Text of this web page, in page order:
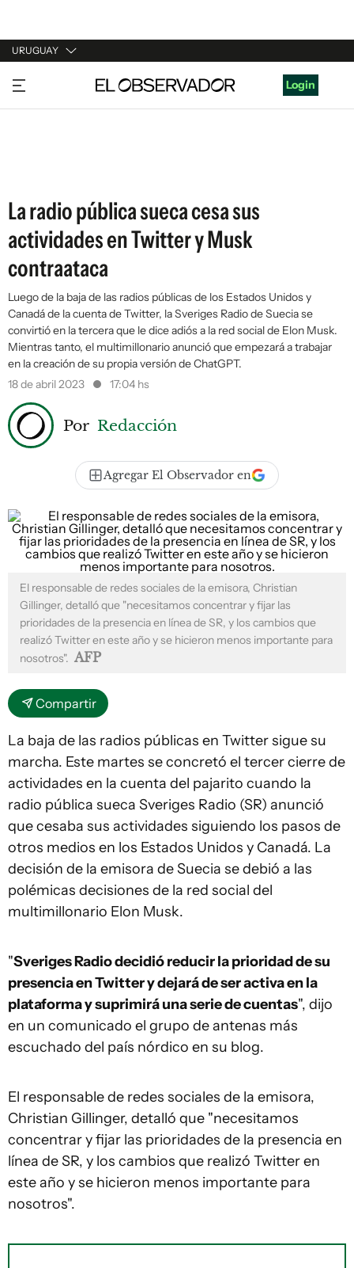
URUGUAY
URUGUAY
ARGENTINA
Login
La radio pública sueca cesa sus
actividades en Twitter y Musk
contraataca
Luego de la baja de las radios públicas de los Estados Unidos y
Canadá de la cuenta de Twitter, la Sveriges Radio de Suecia se
convirtió en la tercera que le dice adiós a la red social de Elon Musk.
Mientras tanto, el multimillonario anunció que empezará a trabajar
en la creación de su propia versión de ChatGPT.
18 de abril 2023
17:04 hs
Por Redacción
Agregar El Observador en
El responsable de redes sociales de la emisora, Christian
Gillinger, detalló que "necesitamos concentrar y fijar las
prioridades de la presencia en línea de SR, y los cambios que
realizó Twitter en este año y se hicieron menos importante para
nosotros". AFP
Compartir
La baja de las radios públicas en Twitter sigue su
marcha. Este martes se concretó el tercer cierre de
actividades en la cuenta del pajarito cuando la
radio pública sueca Sveriges Radio (SR) anunció
que cesaba sus actividades siguiendo los pasos de
otros medios en los Estados Unidos y Canadá. La
decisión de la emisora de Suecia se debió a las
polémicas decisiones de la red social del
multimillonario Elon Musk.
"Sveriges Radio decidió reducir la prioridad de su
presencia en Twitter y dejará de ser activa en la
plataforma y suprimirá una serie de cuentas", dijo
en un comunicado el grupo de antenas más
escuchado del país nórdico en su blog.
El responsable de redes sociales de la emisora,
Christian Gillinger, detalló que "necesitamos
concentrar y fijar las prioridades de la presencia en
línea de SR, y los cambios que realizó Twitter en
este año y se hicieron menos importante para
nosotros".